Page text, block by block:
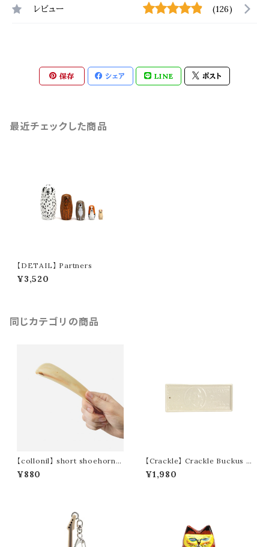
レビュー (126)
保存 シェア LINE ポスト
最近チェックした商品
【DETAIL】 Partners
¥3,520
同じカテゴリの商品
【collonil】 short shoehorn /
ショート シューホーン
¥880
【Crackle】 Crackle Buckus T
ray
¥1,980